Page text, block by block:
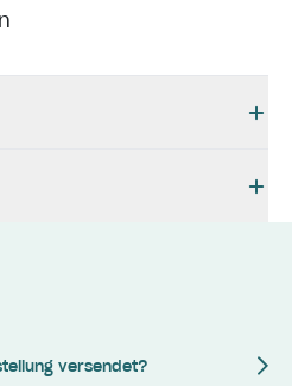
versendet?